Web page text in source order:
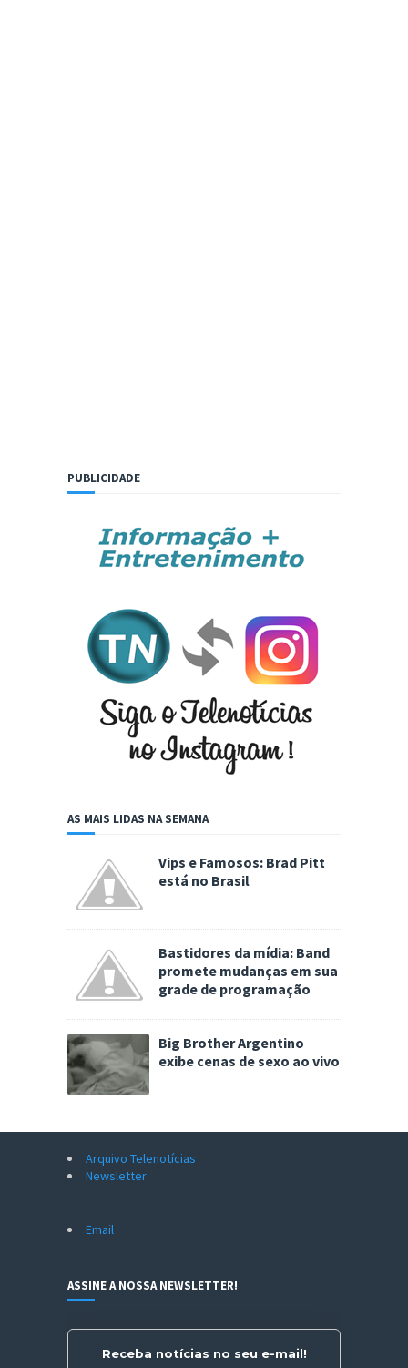
PUBLICIDADE
AS MAIS LIDAS NA SEMANA
Vips e Famosos: Brad Pitt
está no Brasil
Bastidores da mídia: Band
promete mudanças em sua
grade de programação
Big Brother Argentino
exibe cenas de sexo ao vivo
Arquivo Telenotícias
Newsletter
Email
ASSINE A NOSSA NEWSLETTER!
Receba notícias no seu e-mail!